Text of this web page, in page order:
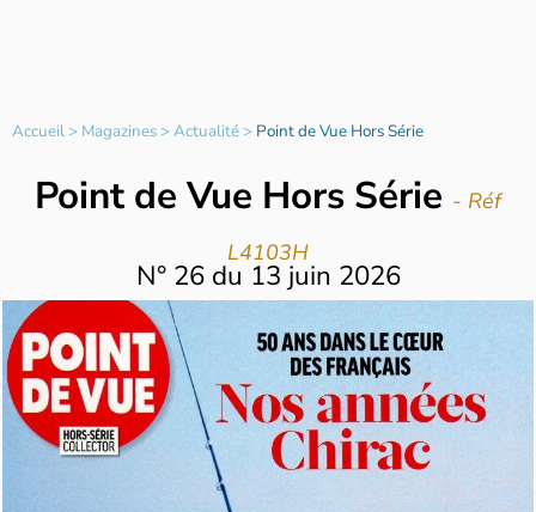
Accueil> Magazines>Actualité> Point de Vue Hors Série
Point de Vue Hors Série - Réf
L4103H
N° 26du 13 juin 2026